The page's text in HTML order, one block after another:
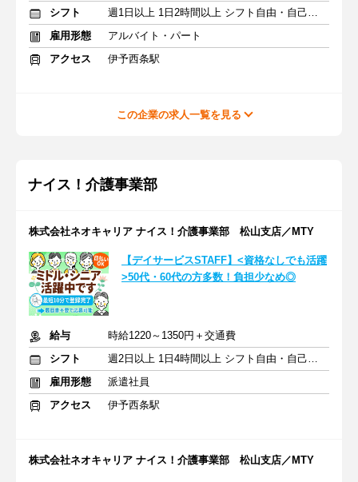
シフト
週1日以上 1日2時間以上 シフト自由・自己申告
雇用形態
アルバイト・パート
アクセス
伊予西条駅
この企業の求人一覧を見る
ナイス！介護事業部
株式会社ネオキャリア ナイス！介護事業部 松山支店／MTY
【デイサービスSTAFF】<資格なしでも活躍
>50代・60代の方多数！負担少なめ◎
給与
時給1220～1350円＋交通費
シフト
週2日以上 1日4時間以上 シフト自由・自己申告
雇用形態
派遣社員
アクセス
伊予西条駅
株式会社ネオキャリア ナイス！介護事業部 松山支店／MTY